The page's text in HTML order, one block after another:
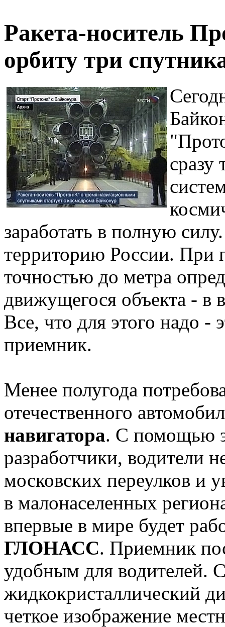
Ракета-носитель
орбиту три
сразу
заработать в полную
территорию России.
точностью до метра
движущегося объекта - в
Все, что для этого надо -
приемник.
Менее полугода
отечественного
навигатора. С помощью
разработчики, водители
московских переулков и
в малонаселенных
впервые в мире будет
ГЛОНАСС. Приемник
удобным для водителей.
жидкокристаллический
четкое изображение